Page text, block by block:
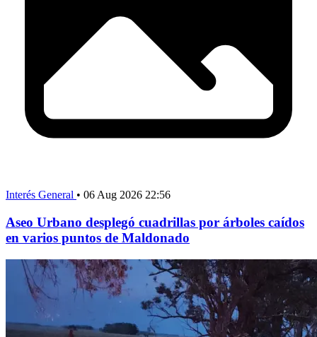
Interés General • 06 Aug 2026 22:56
Aseo Urbano desplegó cuadrillas por árboles caídos
en varios puntos de Maldonado